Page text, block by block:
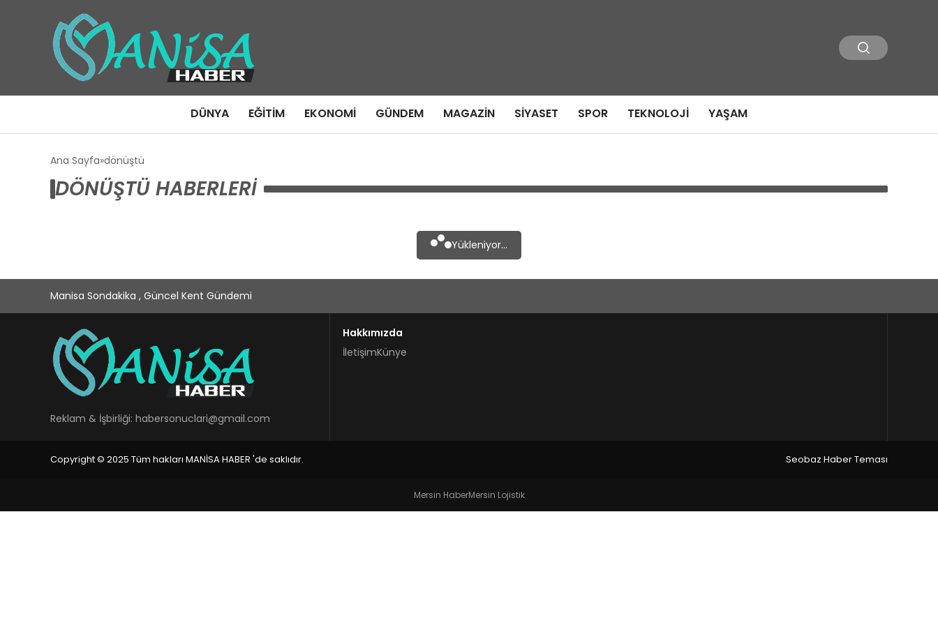
DÜNYA EĞITIM EKONOMI GÜNDEM MAGAZIN SIYASET SPOR TEKNOLOJI YAŞAM
Ana Sayfa dönüştü
DÖNÜŞTÜ HABERLERI
Yükleniyor...
Manisa Sondakika , Güncel Kent Gündemi
Reklam & İşbirliği: habersonuclari@gmail.com
Hakkımızda
İletişimKünye
Copyright © 2025 Tüm hakları MANİSA HABER 'de saklıdır. Seobaz Haber Teması
Mersin HaberMersin Lojistik